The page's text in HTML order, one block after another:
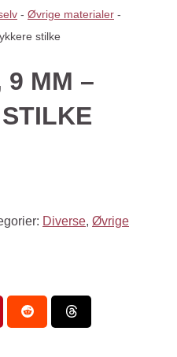
- Øvrige materialer -
stilke
9 MM –
Diverse, Øvrige